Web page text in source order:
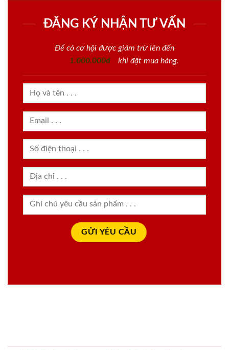
ĐĂNG KÝ NHẬN TƯ VẤN
Để có cơ hội được giảm trừ lên đến
1.000.000đ
khi đặt mua hàng.